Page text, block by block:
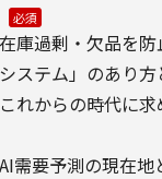
す。アクセス履歴は
進活動のために利用
、お客さまアクセス情
ブビーコンの使用に
庫過剰・欠品を
ステム」のあり方
れからの時代に
需要予測の現在地